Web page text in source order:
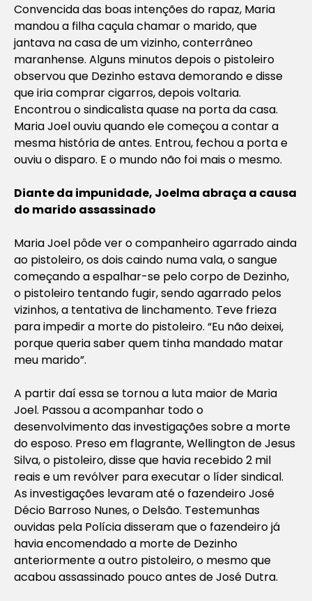
Convencida das boas intenções do rapaz, Maria
mandou a filha caçula chamar o marido, que
jantava na casa de um vizinho, conterrâneo
maranhense. Alguns minutos depois o pistoleiro
observou que Dezinho estava demorando e disse
que iria comprar cigarros, depois voltaria.
Encontrou o sindicalista quase na porta da casa.
Maria Joel ouviu quando ele começou a contar a
mesma história de antes. Entrou, fechou a porta e
ouviu o disparo. E o mundo não foi mais o mesmo.
Diante da impunidade, Joelma abraça a causa
do marido assassinado
Maria Joel pôde ver o companheiro agarrado ainda
ao pistoleiro, os dois caindo numa vala, o sangue
começando a espalhar-se pelo corpo de Dezinho,
o pistoleiro tentando fugir, sendo agarrado pelos
vizinhos, a tentativa de linchamento. Teve frieza
para impedir a morte do pistoleiro. “Eu não deixei,
porque queria saber quem tinha mandado matar
meu marido”.
A partir daí essa se tornou a luta maior de Maria
Joel. Passou a acompanhar todo o
desenvolvimento das investigações sobre a morte
do esposo. Preso em flagrante, Wellington de Jesus
Silva, o pistoleiro, disse que havia recebido 2 mil
reais e um revólver para executar o líder sindical.
As investigações levaram até o fazendeiro José
Décio Barroso Nunes, o Delsão. Testemunhas
ouvidas pela Polícia disseram que o fazendeiro já
havia encomendado a morte de Dezinho
anteriormente a outro pistoleiro, o mesmo que
acabou assassinado pouco antes de José Dutra.